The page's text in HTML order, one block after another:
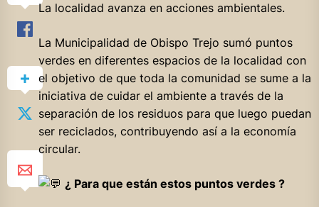
La localidad avanza en acciones ambientales.
La Municipalidad de Obispo Trejo sumó puntos
verdes en diferentes espacios de la localidad con
el objetivo de que toda la comunidad se sume a la
iniciativa de cuidar el ambiente a través de la
separación de los residuos para que luego puedan
ser reciclados, contribuyendo así a la economía
circular.
¿ Para que están estos puntos verdes ?